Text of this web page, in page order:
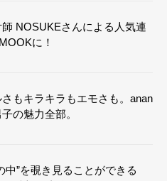
NOSUKEさんによる人気連
に！
もキラキラもエモさも。anan
の魅力全部。
中”を覗き見ることができる